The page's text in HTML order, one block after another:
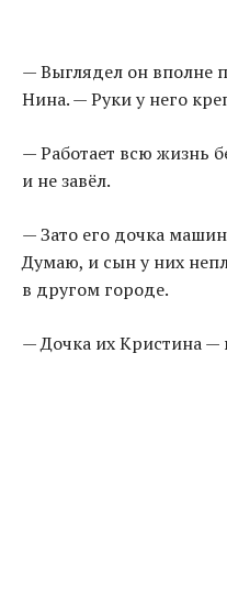
— Выглядел он вполне
Нина. — Руки у него
— Работает всю жизнь
и не завёл.
— Зато его дочка
Думаю, и сын у них
в другом городе.
— Дочка их Кристина —